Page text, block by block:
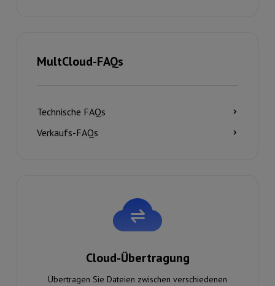
MultCloud-FAQs
Technische FAQs
Verkaufs-FAQs
Cloud-Übertragung
Übertragen Sie Dateien zwischen verschiedenen